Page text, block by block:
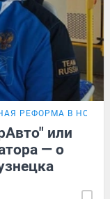
РЕФОРМА В
или
— о